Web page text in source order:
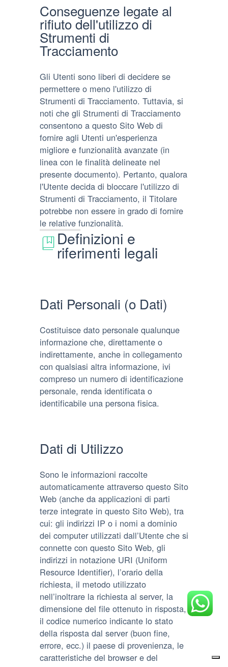
Conseguenze legate al
rifiuto dell'utilizzo di
Strumenti di
Tracciamento
Gli Utenti sono liberi di decidere se
permettere o meno l'utilizzo di
Strumenti di Tracciamento. Tuttavia, si
noti che gli Strumenti di Tracciamento
consentono a questo Sito Web di
fornire agli Utenti un'esperienza
migliore e funzionalità avanzate (in
linea con le finalità delineate nel
presente documento). Pertanto, qualora
l'Utente decida di bloccare l'utilizzo di
Strumenti di Tracciamento, il Titolare
potrebbe non essere in grado di fornire
le relative funzionalità.
Definizioni e
riferimenti legali
Dati Personali (o Dati)
Costituisce dato personale qualunque
informazione che, direttamente o
indirettamente, anche in collegamento
con qualsiasi altra informazione, ivi
compreso un numero di identificazione
personale, renda identificata o
identificabile una persona fisica.
Dati di Utilizzo
Sono le informazioni raccolte
automaticamente attraverso questo Sito
Web (anche da applicazioni di parti
terze integrate in questo Sito Web), tra
cui: gli indirizzi IP o i nomi a dominio
dei computer utilizzati dall’Utente che si
connette con questo Sito Web, gli
indirizzi in notazione URI (Uniform
Resource Identifier), l’orario della
richiesta, il metodo utilizzato
nell’inoltrare la richiesta al server, la
dimensione del file ottenuto in risposta,
il codice numerico indicante lo stato
della risposta dal server (buon fine,
errore, ecc.) il paese di provenienza, le
caratteristiche del browser e del